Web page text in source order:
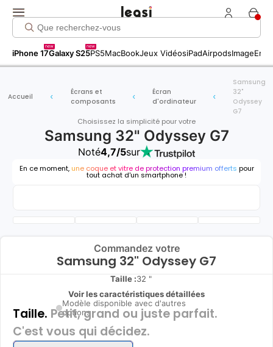
iPhone 17
new
Galaxy S25
new
PS5MacBookJeux VidéosiPadAirpodsImage
Accueil
Écrans et
composants
Écran
d'ordinateur
Samsung
32"
Odyssey
G7
Choisissez la simplicité pour votre
Samsung 32" Odyssey G7
Noté4,7/5sur
En ce moment, une coque et vitre de protection premium offerts pour
tout achat d'un smartphone !
Commandez votre
Samsung 32" Odyssey G7
Taille :32 "
Voir les caractéristiques détaillées
Modèle disponible avec d'autres
options
Taille. Petit, grand ou juste parfait.
C'est vous qui décidez.